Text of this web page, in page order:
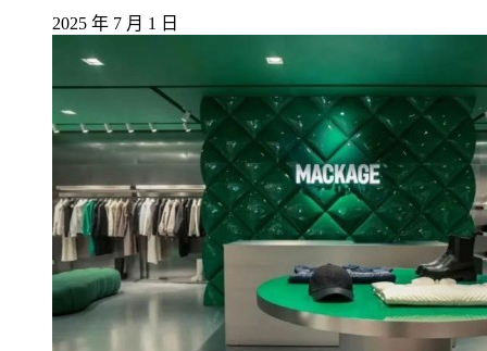
2025 年 7 月 1 日